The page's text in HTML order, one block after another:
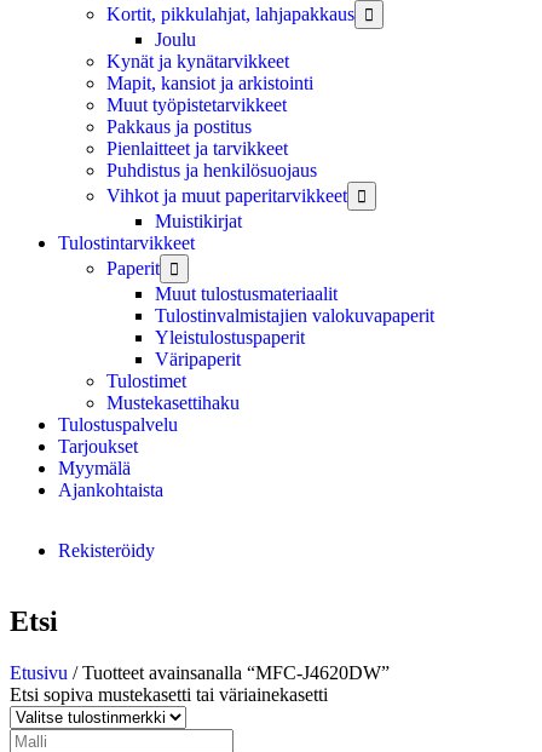
Kortit, pikkulahjat, lahjapakkaus

Joulu
Kynät ja kynätarvikkeet
Mapit, kansiot ja arkistointi
Muut työpistetarvikkeet
Pakkaus ja postitus
Pienlaitteet ja tarvikkeet
Puhdistus ja henkilösuojaus
Vihkot ja muut paperitarvikkeet

Muistikirjat
Tulostintarvikkeet
Paperit

Muut tulostusmateriaalit
Tulostinvalmistajien valokuvapaperit
Yleistulostuspaperit
Väripaperit
Tulostimet
Mustekasettihaku
Tulostuspalvelu
Tarjoukset
Myymälä
Ajankohtaista
Rekisteröidy
Etsi
Etusivu / Tuotteet avainsanalla “MFC-J4620DW”
Etsi sopiva mustekasetti tai väriainekasetti